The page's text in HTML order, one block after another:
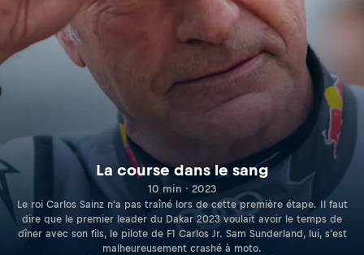
La course dans le sang
10 min · 2023
Le roi Carlos Sainz n'a pas traîné lors de cette première étape. Il faut
dire que le premier leader du Dakar 2023 voulait avoir le temps de
dîner avec son fils, le pilote de F1 Carlos Jr. Sam Sunderland, lui, s'est
malheureusement crashé à moto.